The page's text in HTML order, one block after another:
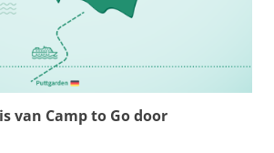
van Camp to Go door